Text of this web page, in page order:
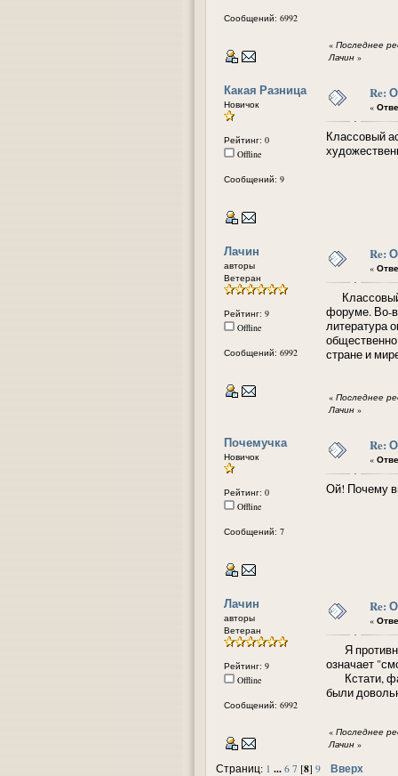
Сообщений: 6992
« Последнее
Лачин »
Какая Разница
Новичок
Рейтинг: 0
Offline
Сообщений: 9
Re:
«
Классовый
Лачин
авторы
Ветеран
Рейтинг: 9
Offline
Сообщений: 6992
Re:
«
Классовый
форуме. Во-
литература
стране и
« Последнее
Лачин »
Почемучка
Новичок
Рейтинг: 0
Offline
Сообщений: 7
Re:
«
Ой! Почему
Лачин
авторы
Ветеран
Рейтинг: 9
Offline
Сообщений: 6992
Re:
«
Я
означает
Кстати,
были
« Последнее
Лачин »
Страниц: 1 ... 6 7 [8] 9 Вверх